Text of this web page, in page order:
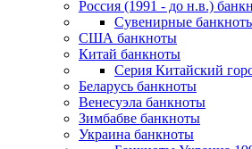
Россия (1991 - до н.в.)
Сувенирные
США банкноты
Китай банкноты
Серия Китайский
Беларусь банкноты
Венесуэла банкноты
Зимбабве банкноты
Украина банкноты